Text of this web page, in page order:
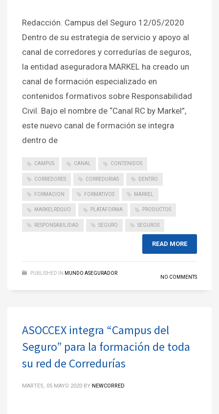
Redacción. Campus del Seguro 12/05/2020
Dentro de su estrategia de servicio y apoyo al
canal de corredores y corredurías de seguros,
la entidad aseguradora MARKEL ha creado un
canal de formación especializado en
contenidos formativos sobre Responsabilidad
Civil. Bajo el nombre de “Canal RC by Markel”,
este nuevo canal de formación se integra
dentro de
CAMPUS CANAL CONTENIDOS
CORREDORES CORREDURIAS DENTRO
FORMACION FORMATIVOS MARKEL
MARKELRDQUO PLATAFORMA PRODUCTOS
RESPONSABILIDAD SEGURO SEGUROS
READ MORE
PUBLISHED IN MUNDO ASEGURADOR
NO COMMENTS
ASOCCEX integra “Campus del
Seguro” para la formación de toda
su red de Corredurías
MARTES, 05 MAYO 2020 BY NEWCORRED